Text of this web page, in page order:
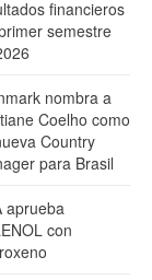
financieros
semestre
nombra a
Coelho como
Country
para Brasil
aprueba
con